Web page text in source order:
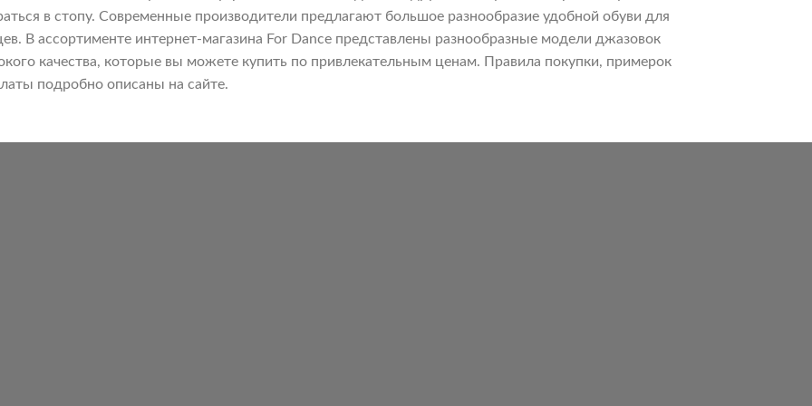
в стопу. Современные производители предлагают большое разнообразие удобной обуви для
В ассортименте интернет-магазина For Dance представлены разнообразные модели джазовок
качества, которые вы можете купить по привлекательным ценам. Правила покупки, примерок
подробно описаны на сайте.